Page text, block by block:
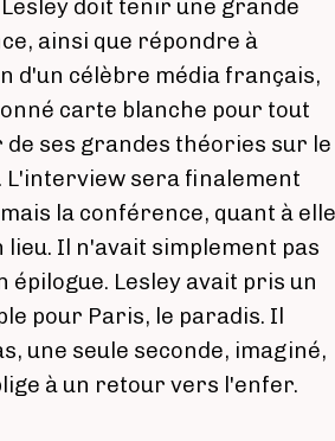
doit tenir une grande
ainsi que répondre à
d'un célèbre média français,
carte blanche pour tout
de ses grandes théories sur le
L'interview sera finalement
la conférence, quant à
lieu. Il n'avait simplement pas
épilogue. Lesley avait pris un
pour Paris, le paradis. Il
une seule seconde, imaginé,
à un retour vers l'enfer.